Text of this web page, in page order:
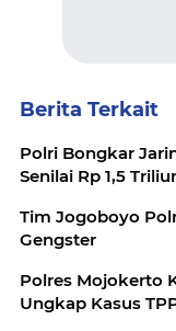
Berita Terkait
Polri Bongkar
Senilai Rp 1,5
Tim Jogoboyo
Gengster
Polres Mojokerto
Ungkap Kasus